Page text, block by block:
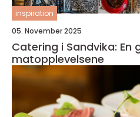
inspiration
05. November 2025
Catering i Sandvika: En
matopplevelsene